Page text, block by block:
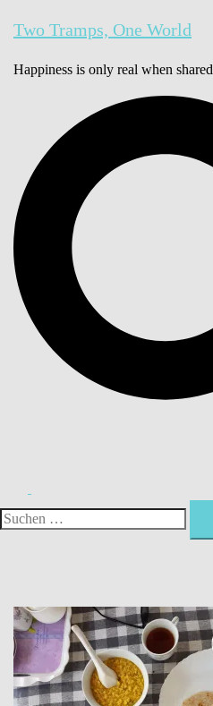
Two Tramps, One World
Happiness is only real when shared
Suchen